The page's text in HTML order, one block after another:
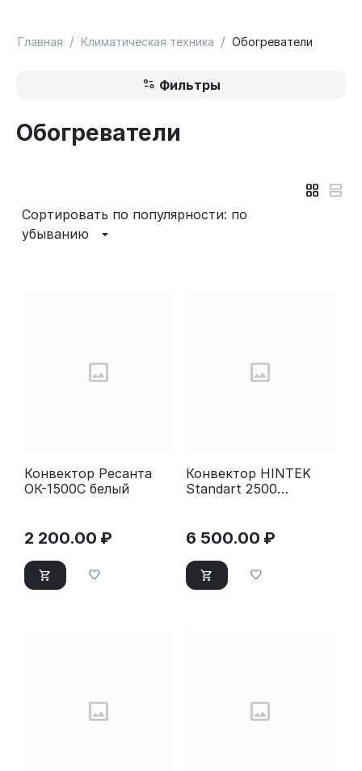
Главная / Климатическая техника / Обогреватели
Фильтры
Обогреватели
Сортировать по популярности: по
убыванию
Конвектор Ресанта
ОК-1500С белый
2 200.00 ₽
Конвектор HINTEK
Standart 2500
6 500.00 ₽